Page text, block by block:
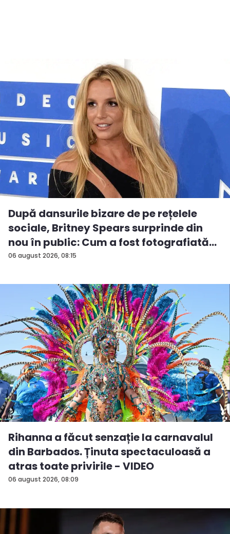
06 august 2026, 08:15
După dansurile bizare de pe rețelele
sociale, Britney Spears surprinde din
nou în public: Cum a fost fotografiată
î...
06 august 2026, 08:09
Rihanna a făcut senzație la carnavalul
din Barbados. Ținuta spectaculoasă a
atras toate privirile - VIDEO